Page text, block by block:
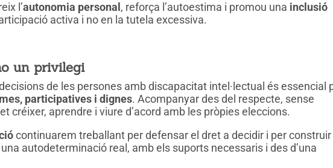
l’autonomia personal , reforça l’autoestima i promou una inclusió
activa i no en la tutela excessiva.
un privilegi
de les persones amb discapacitat intel·lectual és essencial
participatives i dignes. Acompanyar des del respecte, sense
créixer, aprendre i viure d’acord amb les pròpies eleccions.
continuarem treballant per defensar el dret a decidir i per construir
autodeterminació real, amb els suports necessaris i des d’una